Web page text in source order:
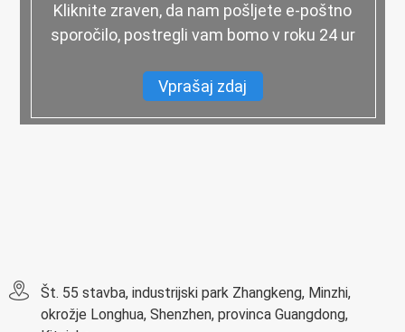
Kliknite zraven, da nam pošljete e-poštno
sporočilo, postregli vam bomo v roku 24 ur
Vprašaj zdaj
Št. 55 stavba, industrijski park Zhangkeng, Minzhi,
okrožje Longhua, Shenzhen, provinca Guangdong,